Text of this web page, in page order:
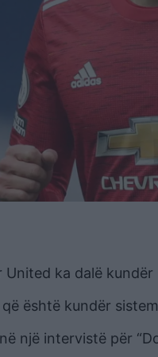
United ka dalë kundër
është kundër
një intervistë për